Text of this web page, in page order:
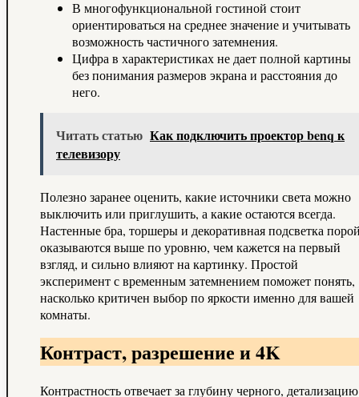
В многофункциональной гостиной стоит
ориентироваться на среднее значение и учитывать
возможность частичного затемнения.
Цифра в характеристиках не дает полной картины
без понимания размеров экрана и расстояния до
него.
Читать статью Как подключить проектор benq к
телевизору
Полезно заранее оценить, какие источники света можно
выключить или приглушить, а какие остаются всегда.
Настенные бра, торшеры и декоративная подсветка
оказываются выше по уровню, чем кажется на первый
взгляд, и сильно влияют на картинку. Простой
эксперимент с временным затемнением поможет понять,
насколько критичен выбор по яркости именно для вашей
комнаты.
Контраст, разрешение и 4K
Контрастность отвечает за глубину черного, детализацию